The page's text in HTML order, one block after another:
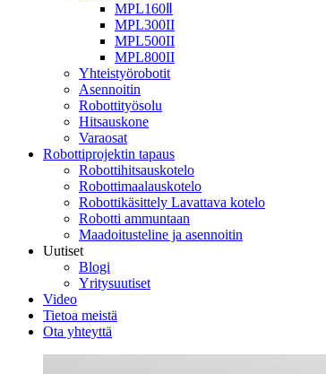
MPL160Ⅱ
MPL300II
MPL500II
MPL800II
Yhteistyörobotit
Asennoitin
Robottityösolu
Hitsauskone
Varaosat
Robottiprojektin tapaus
Robottihitsauskotelo
Robottimaalauskotelo
Robottikäsittely Lavattava kotelo
Robotti ammuntaan
Maadoitusteline ja asennoitin
Uutiset
Blogi
Yritysuutiset
Video
Tietoa meistä
Ota yhteyttä